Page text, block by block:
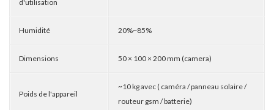
d'utilisation
Humidité 20%~85%
Dimensions 50 × 100 × 200 mm (camera)
Poids de l'appareil
~10 kg avec ( caméra / panneau solaire /
routeur gsm / batterie)